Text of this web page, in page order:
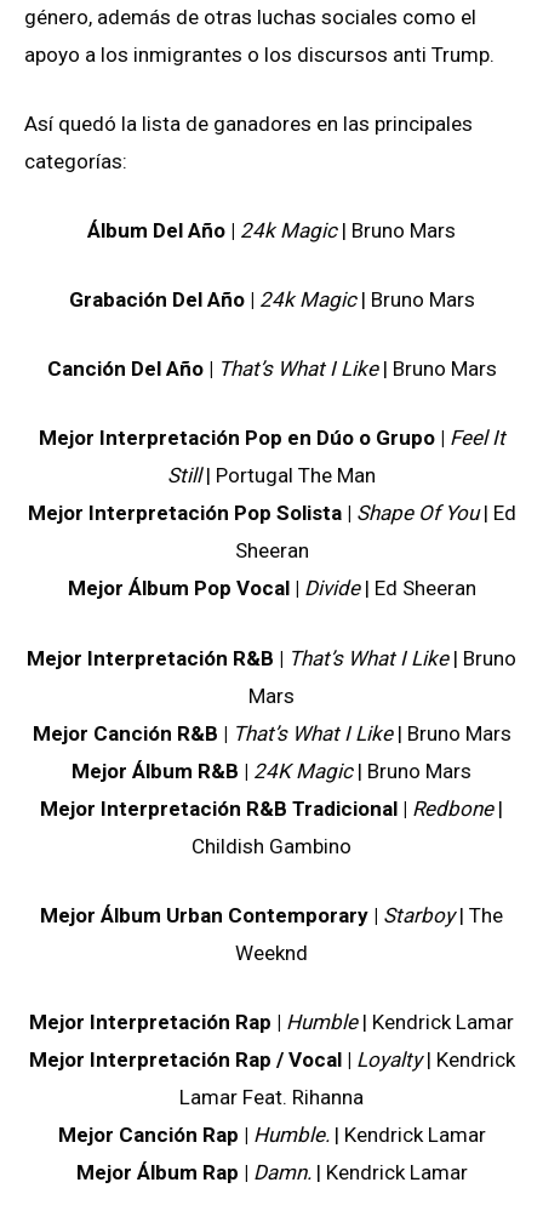
género, además de otras luchas sociales como el
apoyo a los inmigrantes o los discursos anti Trump.
Así quedó la lista de ganadores en las principales
categorías:
Álbum Del Año | 24k Magic| Bruno Mars
Grabación Del Año | 24k Magic| Bruno Mars
Canción Del Año | That’s What I Like| Bruno Mars
Mejor Interpretación Pop en Dúo o Grupo | Feel It
Still| Portugal The Man
Mejor Interpretación Pop Solista | Shape Of You| Ed
Sheeran
Mejor Álbum Pop Vocal | Divide| Ed Sheeran
Mejor Interpretación R&B | That’s What I Like| Bruno
Mars
Mejor Canción R&B | That’s What I Like| Bruno Mars
Mejor Álbum R&B | 24K Magic| Bruno Mars
Mejor Interpretación R&B Tradicional | Redbone|
Childish Gambino
Mejor Álbum Urban Contemporary | Starboy| The
Weeknd
Mejor Interpretación Rap | Humble| Kendrick Lamar
Mejor Interpretación Rap / Vocal | Loyalty| Kendrick
Lamar Feat. Rihanna
Mejor Canción Rap | Humble.| Kendrick Lamar
Mejor Álbum Rap | Damn.| Kendrick Lamar